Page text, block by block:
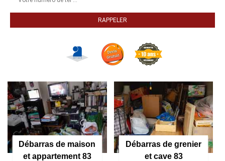
Débarras de maison
et appartement 83
Débarras de grenier
et cave 83